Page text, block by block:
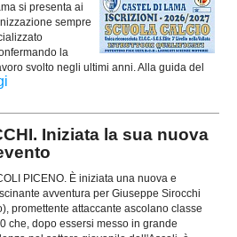
si presenta ai
sempre
la
svolto negli ultimi anni. Alla guida del
Iniziata la sua nuova
PICENO. È iniziata una nuova e
avventura per Giuseppe Sirocchi
promettente attaccante ascolano classe
che, dopo essersi messo in grande